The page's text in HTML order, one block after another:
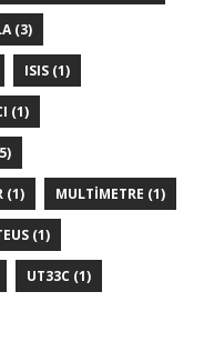
(3)
ISIS (1)
(1)
(1) MULTIMETRE (1)
(1)
UT33C (1)